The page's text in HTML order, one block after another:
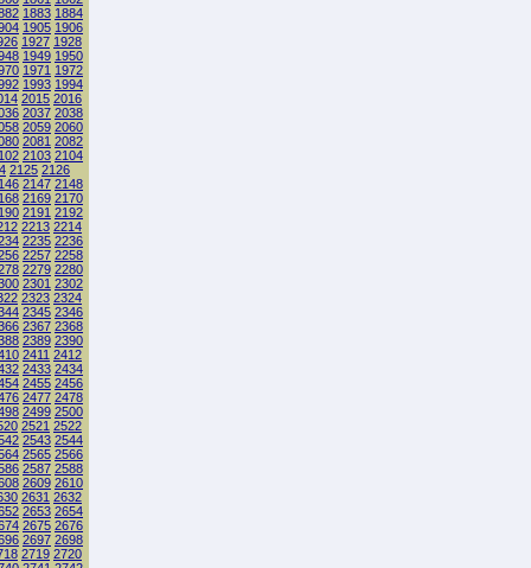
1883 1884
1905 1906
1927 1928
1949 1950
1971 1972
1993 1994
2015 2016
2037 2038
2059 2060
2081 2082
2103 2104
2125 2126
2147 2148
2169 2170
2191 2192
2213 2214
2235 2236
2257 2258
2279 2280
2301 2302
2323 2324
2345 2346
2367 2368
2389 2390
2411 2412
2433 2434
2455 2456
2477 2478
2499 2500
2521 2522
2543 2544
2565 2566
2587 2588
2609 2610
2631 2632
2653 2654
2675 2676
2697 2698
2719 2720